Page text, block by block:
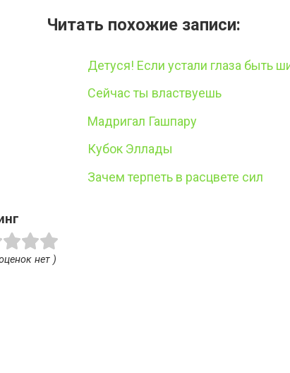
Читать похожие записи:
Детуся! Если устали глаза быть
Сейчас ты властвуешь
Мадригал Гашпару
Кубок Эллады
Зачем терпеть в расцвете сил
нет )